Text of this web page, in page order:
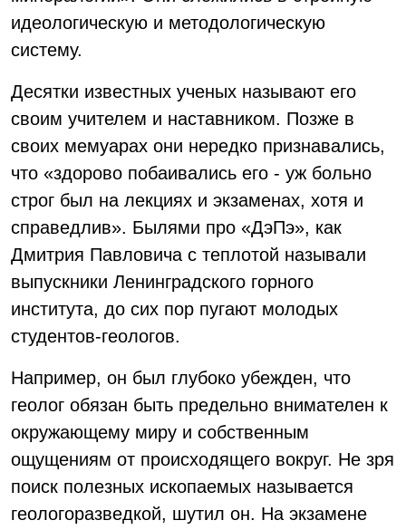
идеологическую и методологическую
систему.
Десятки известных ученых называют его
своим учителем и наставником. Позже в
своих мемуарах они нередко признавались,
что «здорово побаивались его - уж больно
строг был на лекциях и экзаменах, хотя и
справедлив». Былями про «ДэПэ», как
Дмитрия Павловича с теплотой называли
выпускники Ленинградского горного
института, до сих пор пугают молодых
студентов-геологов.
Например, он был глубоко убежден, что
геолог обязан быть предельно внимателен к
окружающему миру и собственным
ощущениям от происходящего вокруг. Не зря
поиск полезных ископаемых называется
геологоразведкой, шутил он. На экзамене